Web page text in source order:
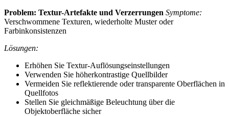
Problem: Textur-Artefakte und Verzerrungen Symptome:
Verschwommene Texturen, wiederholte Muster oder
Farbinkonsistenzen
Lösungen:
Erhöhen Sie Textur-Auflösungseinstellungen
Verwenden Sie höherkontrastige Quellbilder
Vermeiden Sie reflektierende oder transparente Oberflächen in
Quellfotos
Stellen Sie gleichmäßige Beleuchtung über die
Objektoberfläche sicher